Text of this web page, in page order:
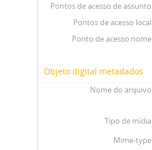
Pontos de acesso de assunto
Pontos de acesso local
Ponto de acesso nome
Objeto digital metadados
Nome do arquivo
Tipo de mídia
Mime-type